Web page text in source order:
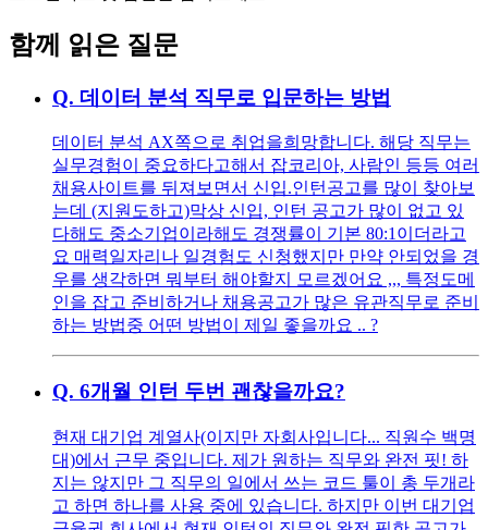
함께 읽은 질문
Q. 데이터 분석 직무로 입문하는 방법
데이터 분석 AX쪽으로 취업을희망합니다. 해당 직무는
실무경험이 중요하다고해서 잡코리아, 사람인 등등 여러
채용사이트를 뒤져보면서 신입.인턴공고를 많이 찾아보
는데 (지원도하고)막상 신입, 인턴 공고가 많이 없고 있
다해도 중소기업이라해도 경쟁률이 기본 80:1이더라고
요 매력일자리나 일경험도 신청했지만 만약 안되었을 경
우를 생각하면 뭐부터 해야할지 모르겠어요 ,,, 특정도메
인을 잡고 준비하거나 채용공고가 많은 유관직무로 준비
하는 방법중 어떤 방법이 제일 좋을까요 .. ?
Q. 6개월 인턴 두번 괜찮을까요?
현재 대기업 계열사(이지만 자회사입니다... 직원수 백명
대)에서 근무 중입니다. 제가 원하는 직무와 완전 핏! 하
지는 않지만 그 직무의 일에서 쓰는 코드 툴이 총 두개라
고 하면 하나를 사용 중에 있습니다. 하지만 이번 대기업